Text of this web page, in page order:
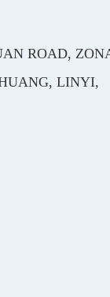
ROAD,
LINYI,